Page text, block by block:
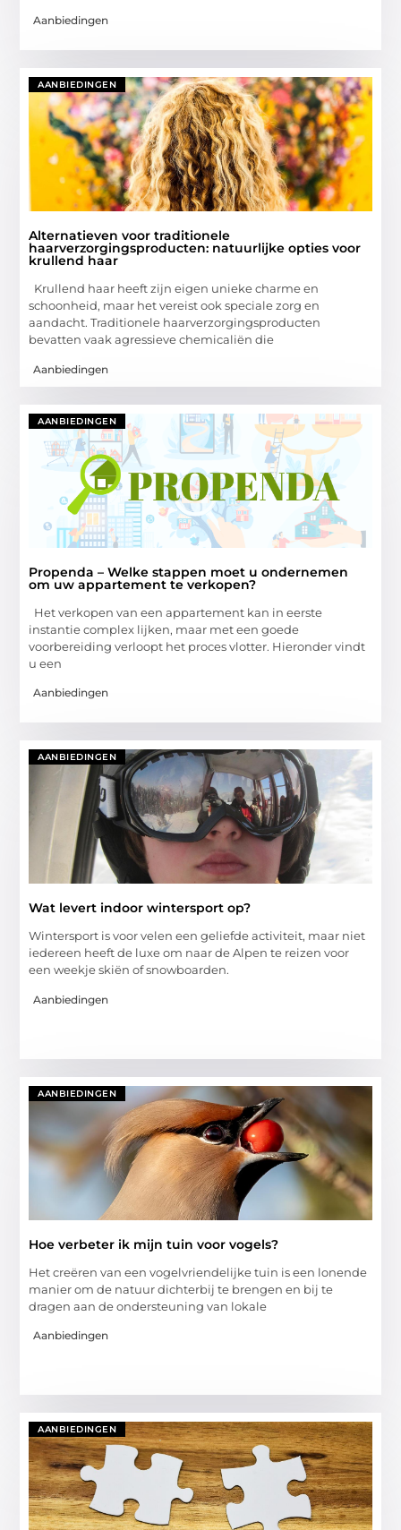
Aanbiedingen
AANBIEDINGEN
Alternatieven voor traditionele
haarverzorgingsproducten: natuurlijke opties voor
krullend haar
Krullend haar heeft zijn eigen unieke charme en
schoonheid, maar het vereist ook speciale zorg en
aandacht. Traditionele haarverzorgingsproducten
bevatten vaak agressieve chemicaliën die
Aanbiedingen
AANBIEDINGEN
Propenda – Welke stappen moet u ondernemen
om uw appartement te verkopen?
Het verkopen van een appartement kan in eerste
instantie complex lijken, maar met een goede
voorbereiding verloopt het proces vlotter. Hieronder vindt
u een
Aanbiedingen
AANBIEDINGEN
Wat levert indoor wintersport op?
Wintersport is voor velen een geliefde activiteit, maar niet
iedereen heeft de luxe om naar de Alpen te reizen voor
een weekje skiën of snowboarden.
Aanbiedingen
AANBIEDINGEN
Hoe verbeter ik mijn tuin voor vogels?
Het creëren van een vogelvriendelijke tuin is een lonende
manier om de natuur dichterbij te brengen en bij te
dragen aan de ondersteuning van lokale
Aanbiedingen
AANBIEDINGEN